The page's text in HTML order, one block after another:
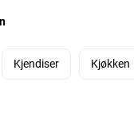
Kjendiser Kjøkken